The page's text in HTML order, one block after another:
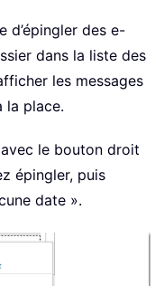
d’épingler des e-
dans la liste des
les messages
la place.
le bouton droit
épingler, puis
date ».